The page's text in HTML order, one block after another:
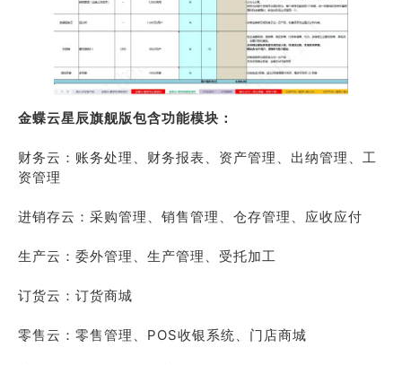
金蝶云星辰旗舰版包含功能模块：
财务云：账务处理、财务报表、资产管理、出纳管理、工
资管理
进销存云：采购管理、销售管理、仓存管理、应收应付
生产云：委外管理、生产管理、受托加工
订货云：订货商城
零售云：零售管理、POS收银系统、门店商城